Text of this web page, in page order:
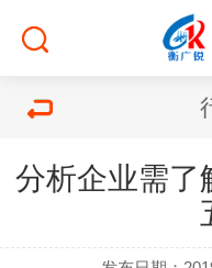
分析企业需了